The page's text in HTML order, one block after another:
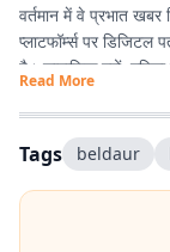
वर्तमान में वे प्रभात
प्लाटफॉर्म्स पर डिजिटल
है। सामाजिक मुद्दों,
पर लिखना उनकी विशेष
स्क्रिप्ट राइटिंग करती
रखती हैं। प्रकृति से
और जनसरोकार से जुड़ी
है।
Read More
Tags beldaur